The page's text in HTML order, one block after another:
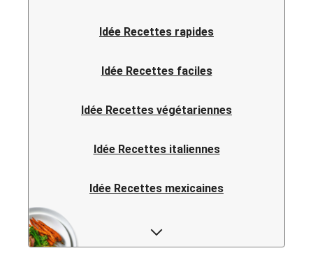
Idée Recettes rapides
Idée Recettes faciles
Idée Recettes végétariennes
Idée Recettes italiennes
Idée Recettes mexicaines
Idée Recettes fusion